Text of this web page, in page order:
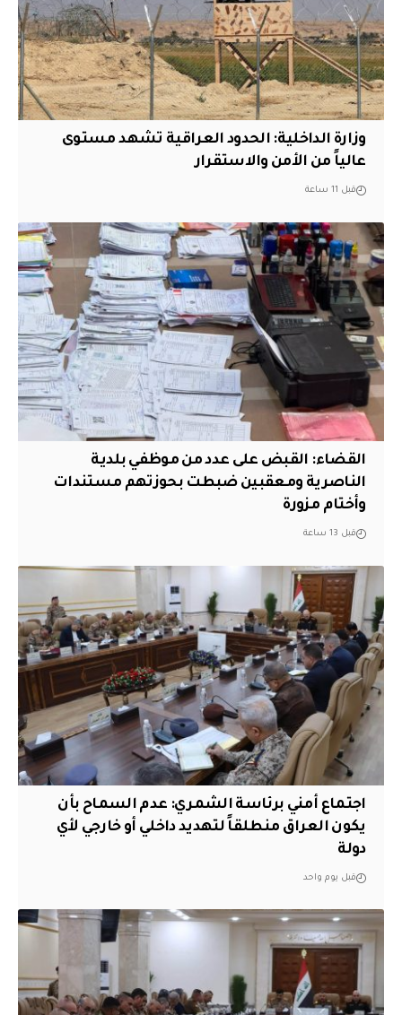
وزارة الداخلية: الحدود العراقية تشهد مستوى
عالياً من الأمن والاستقرار
قبل 11 ساعة
القضاء: القبض على عدد من موظفي بلدية
الناصرية ومعقبين ضبطت بحوزتهم مستندات
وأختام مزورة
قبل 13 ساعة
اجتماع أمني برئاسة الشمري: عدم السماح بأن
يكون العراق منطلقاً لتهديد داخلي أو خارجي لأي
دولة
قبل يوم واحد